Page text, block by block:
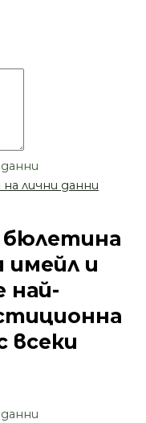
лични данни
бюлетина
имейл и
най-
всеки